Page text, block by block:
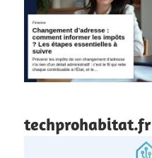
techprohabitat.fr